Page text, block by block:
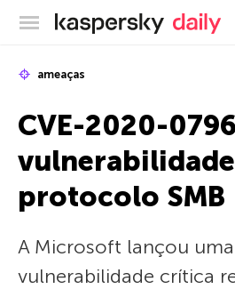
Blog
ameaças
CVE-2020-
protocolo SMB
A Microsoft lançou
vulnerabilidade crítica